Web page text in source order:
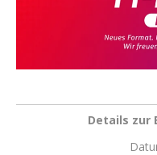
Details zur